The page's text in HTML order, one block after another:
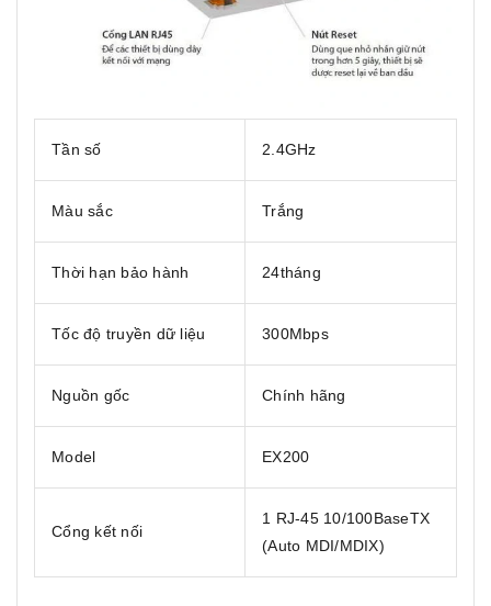
Tần số 2.4GHz
Màu sắc Trắng
Thời hạn bảo hành 24tháng
Tốc độ truyền dữ liệu 300Mbps
Nguồn gốc Chính hãng
Model EX200
Cổng kết nối
1 RJ-45 10/100BaseTX
(Auto MDI/MDIX)